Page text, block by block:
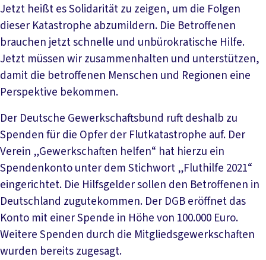
Jetzt heißt es Solidarität zu zeigen, um die Folgen
dieser Katastrophe abzumildern. Die Betroffenen
brauchen jetzt schnelle und unbürokratische Hilfe.
Jetzt müssen wir zusammenhalten und unterstützen,
damit die betroffenen Menschen und Regionen eine
Perspektive bekommen.
Der Deutsche Gewerkschaftsbund ruft deshalb zu
Spenden für die Opfer der Flutkatastrophe auf. Der
Verein „Gewerkschaften helfen“ hat hierzu ein
Spendenkonto unter dem Stichwort „Fluthilfe 2021“
eingerichtet. Die Hilfsgelder sollen den Betroffenen in
Deutschland zugutekommen. Der DGB eröffnet das
Konto mit einer Spende in Höhe von 100.000 Euro.
Weitere Spenden durch die Mitgliedsgewerkschaften
wurden bereits zugesagt.